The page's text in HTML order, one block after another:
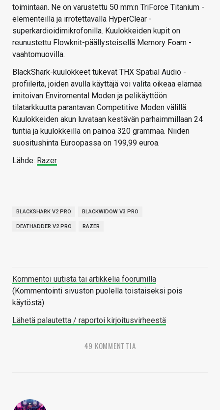
toimintaan. Ne on varustettu 50 mm:n TriForce Titanium -
elementeillä ja irrotettavalla HyperClear -
superkardioidimikrofonilla. Kuulokkeiden kupit on
reunustettu Flowknit-päällysteisellä Memory Foam -
vaahtomuovilla.
BlackShark-kuulokkeet tukevat THX Spatial Audio -
profiileita, joiden avulla käyttäjä voi valita oikeaa elämää
imitoivan Enviromental Moden ja pelikäyttöön
tilatarkkuutta parantavan Competitive Moden välillä.
Kuulokkeiden akun luvataan kestävän parhaimmillaan 24
tuntia ja kuulokkeilla on painoa 320 grammaa. Niiden
suositushinta Euroopassa on 199,99 euroa.
Lähde: Razer
BLACKSHARK V2 PRO BLACKWIDOW V3 PRO
DEATHADDER V2 PRO RAZER
Kommentoi uutista tai artikkelia foorumilla
(Kommentointi sivuston puolella toistaiseksi pois
käytöstä)
Lähetä palautetta / raportoi kirjoitusvirheestä
49 KOMMENTTIA